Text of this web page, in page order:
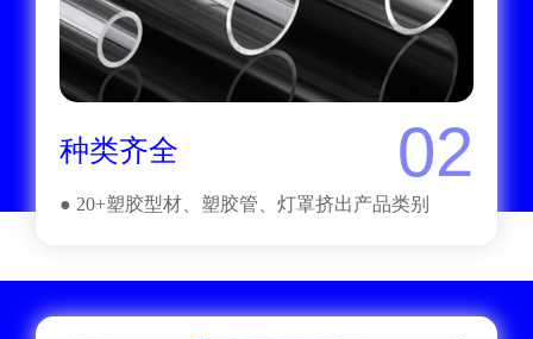
种类齐全 02
● 20+塑胶型材、塑胶管、灯罩挤出产品类别